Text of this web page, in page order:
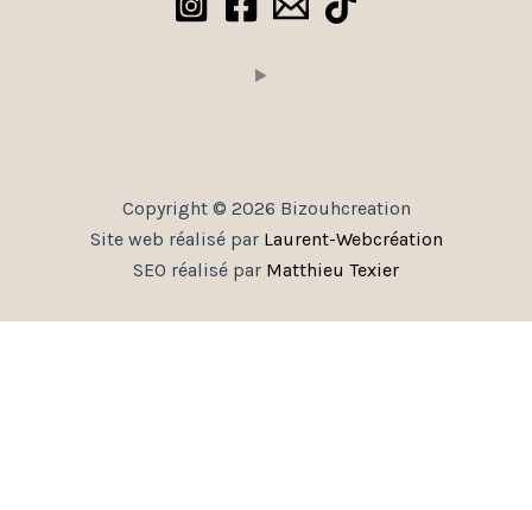
Copyright © 2026 Bizouhcreation
Site web réalisé par Laurent-Webcréation
SEO réalisé par Matthieu Texier